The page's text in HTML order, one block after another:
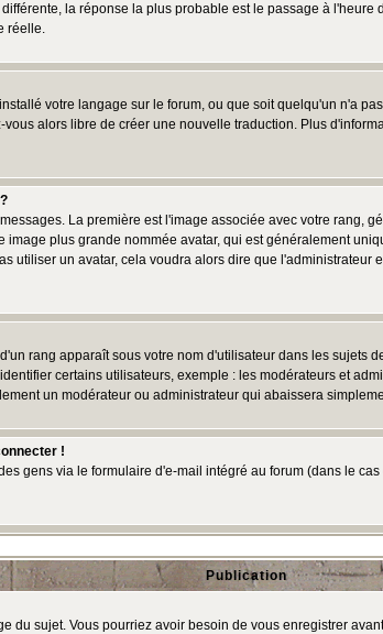
la réponse la plus probable est le passage à
réelle.
votre langage sur le forum, ou que soit quelqu'un n'a
alors libre de créer une nouvelle traduction. Plus
La première est l'image associée avec votre
plus grande nommée avatar, qui est généralement
utiliser un avatar, cela voudra alors dire que
rang apparaît sous votre nom d'utilisateur dans les
certains utilisateurs, exemple : les modérateurs et
un modérateur ou administrateur qui abaissera
!
gens via le formulaire d'e-mail intégré au forum (dans le
Publication
du sujet. Vous pourriez avoir besoin de vous enregistrer